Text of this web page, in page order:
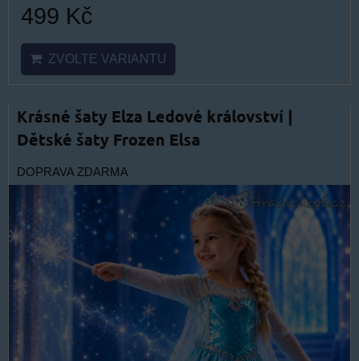
499 Kč
ZVOLTE VARIANTU
Krásné šaty Elza Ledové království |
Dětské šaty Frozen Elsa
DOPRAVA ZDARMA